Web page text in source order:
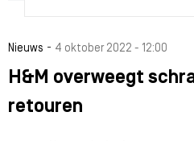
Nieuws - 4 oktober 2022 - 12:00
H&M overweegt
retouren